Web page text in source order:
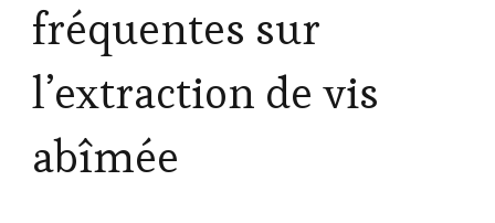
fréquentes sur
l’extraction de vis
abîmée